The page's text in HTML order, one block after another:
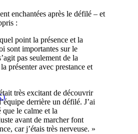
enchantées après le défilé – et
:
point la présence et la
sont importantes sur le
pas seulement de la
présenter avec prestance et
très excitant de découvrir
derrière un défilé. J’ai
que le calme et la
avant de marcher font
car j’étais très nerveuse. »